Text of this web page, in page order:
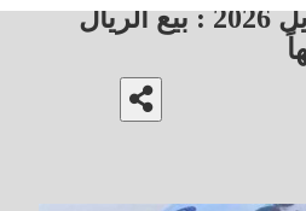
أسعار العملات 23 أبريل 2026 : بيع الريال